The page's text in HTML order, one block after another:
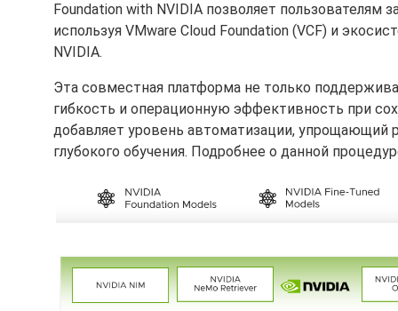
Foundation with NVIDIA позволяет пользователям
используя VMware Cloud Foundation (VCF) и
NVIDIA.
Эта совместная платформа не только
гибкость и операционную эффективность при
добавляет уровень автоматизации, упрощающий
глубокого обучения. Подробнее о данной